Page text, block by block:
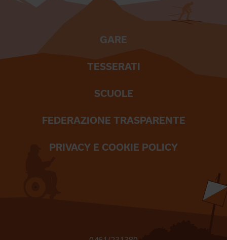
GARE
TESSERATI
SCUOLE
FEDERAZIONE TRASPARENTE
PRIVACY E COOKIE POLICY